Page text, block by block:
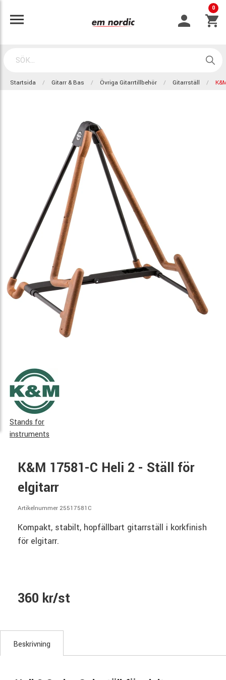
0
Startsida Gitarr & Bas Övriga Gitarrtillbehör Gitarrställ
Stands for
instruments
K&M 17581-C Heli 2 - Ställ för
elgitarr
Artikelnummer 25517581C
Kompakt, stabilt, hopfällbart gitarrställ i korkfinish
för elgitarr.
360 kr/st
Beskrivning